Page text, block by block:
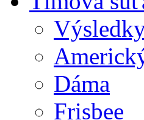
Dáma
Frisbee